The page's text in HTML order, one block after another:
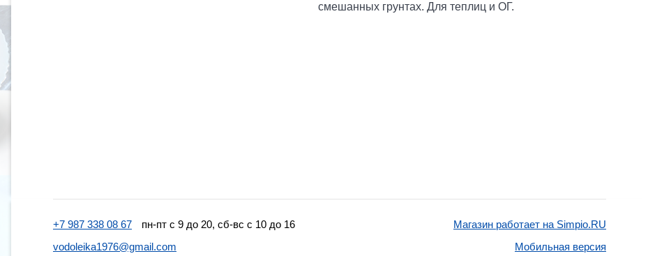
смешанных грунтах. Для теплиц и ОГ.
+7 987 338 08 67
пн-пт с 9 до 20, сб-вс с 10 до 16
vodoleika1976@gmail.com
Магазин работает на Simpio.RU
Мобильная версия